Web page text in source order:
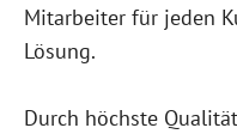
Mitarbeiter für jeden
Lösung.
Durch höchste